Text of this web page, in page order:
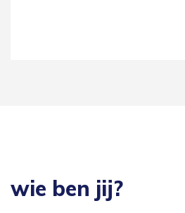
wie ben jij?